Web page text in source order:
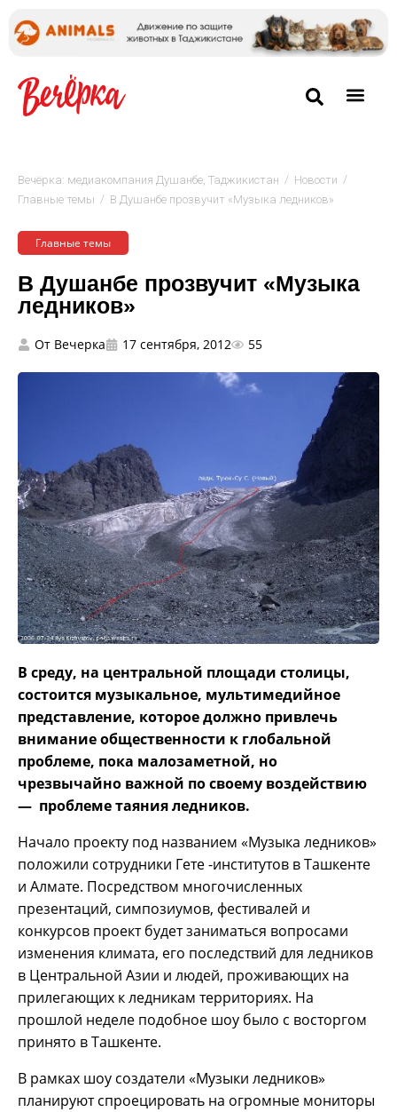
Вечёрка: медиакомпания Душанбе, Таджикистан / Новости /
Главные темы / В Душанбе прозвучит «Музыка ледников»
Главные темы
В Душанбе прозвучит «Музыка
ледников»
От Вечерка 17 сентября, 2012 55
В среду, на центральной площади столицы,
состоится музыкальное, мультимедийное
представление, которое должно привлечь
внимание общественности к глобальной
проблеме, пока малозаметной, но
чрезвычайно важной по своему воздействию
— проблеме таяния ледников.
Начало проекту под названием «Музыка ледников»
положили сотрудники Гете -институтов в Ташкенте
и Алмате. Посредством многочисленных
презентаций, симпозиумов, фестивалей и
конкурсов проект будет заниматься вопросами
изменения климата, его последствий для ледников
в Центральной Азии и людей, проживающих на
прилегающих к ледникам территориях. На
прошлой неделе подобное шоу было с восторгом
принято в Ташкенте.
В рамках шоу создатели «Музыки ледников»
планируют спроецировать на огромные мониторы